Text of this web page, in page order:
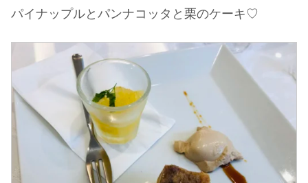
パイナップルとパンナコッタと栗のケーキ♡